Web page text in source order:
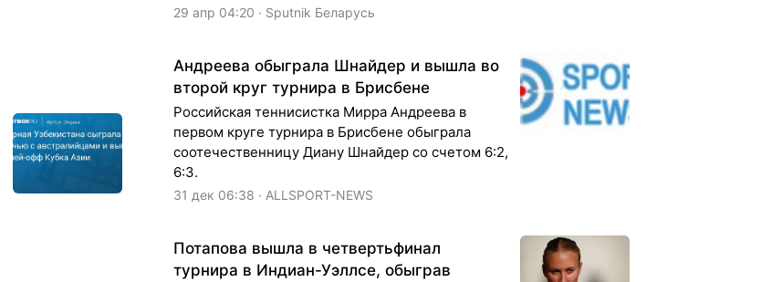
29 апр 04:20 · Sputnik Беларусь
Андреева обыграла Шнайдер и вышла во
второй круг турнира в Брисбене
Российская теннисистка Мирра Андреева в
первом круге турнира в Брисбене обыграла
соотечественницу Диану Шнайдер со счетом 6:2,
6:3.
31 дек 06:38 · ALLSPORT-NEWS
Потапова вышла в четвертьфинал
турнира в Индиан-Уэллсе, обыграв